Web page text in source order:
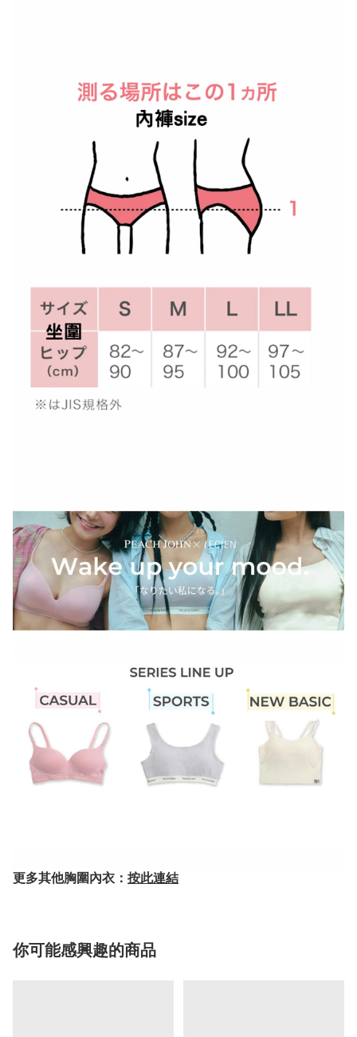
更多其他胸圍內衣： 按此連結
你可能感興趣的商品